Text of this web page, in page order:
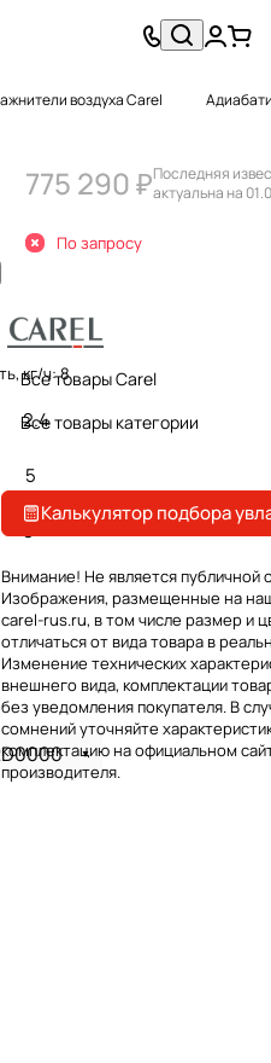
воздуха Carel
кг/ч:8
2.4
5
8
775 290 ₽Последняя
актуальна на
По запросу
Все товары Carel
Все товары категории
Калькулятор подбора
Внимание! Не является публичной
Изображения, размещенные на
carel-rus.ru, в том числе размер и
отличаться от вида товара в
Изменение технических
внешнего вида, комплектации
без уведомления покупателя. В
сомнений уточняйте
комплектацию на официальном
производителя.